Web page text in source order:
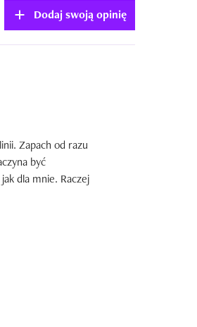
Dodaj swoją opinię
Zapach od razu
być
dla mnie. Raczej